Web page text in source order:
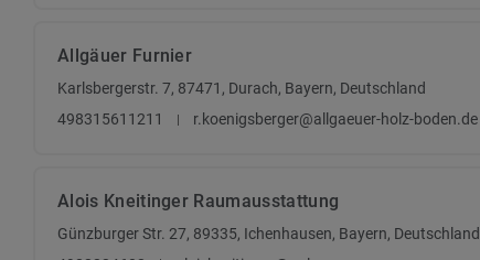
Allgäuer Furnier
Karlsbergerstr. 7, 87471, Durach, Bayern, Deutschland
498315611211
r.koenigsberger@allgaeuer-holz-boden.de
Alois Kneitinger Raumausstattung
Günzburger Str. 27, 89335, Ichenhausen, Bayern, Deutschland